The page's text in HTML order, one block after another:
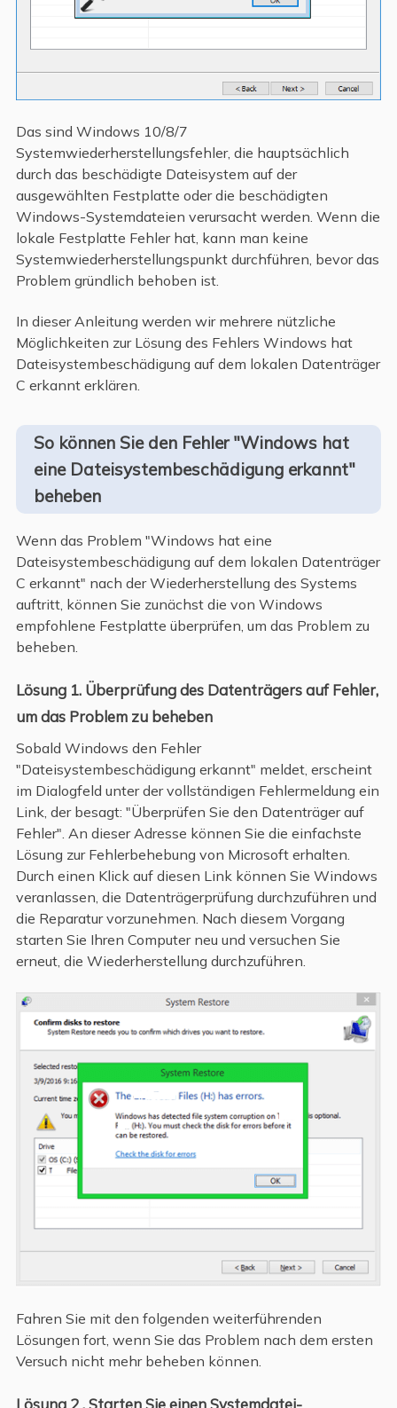
Das sind Windows 10/8/7
Systemwiederherstellungsfehler, die hauptsächlich
durch das beschädigte Dateisystem auf der
ausgewählten Festplatte oder die beschädigten
Windows-Systemdateien verursacht werden. Wenn die
lokale Festplatte Fehler hat, kann man keine
Systemwiederherstellungspunkt durchführen, bevor das
Problem gründlich behoben ist.
In dieser Anleitung werden wir mehrere nützliche
Möglichkeiten zur Lösung des Fehlers Windows hat
Dateisystembeschädigung auf dem lokalen Datenträger
C erkannt erklären.
So können Sie den Fehler "Windows hat
eine Dateisystembeschädigung erkannt"
beheben
Wenn das Problem "Windows hat eine
Dateisystembeschädigung auf dem lokalen Datenträger
C erkannt" nach der Wiederherstellung des Systems
auftritt, können Sie zunächst die von Windows
empfohlene Festplatte überprüfen, um das Problem zu
beheben.
Lösung 1. Überprüfung des Datenträgers auf Fehler,
um das Problem zu beheben
Sobald Windows den Fehler
"Dateisystembeschädigung erkannt" meldet, erscheint
im Dialogfeld unter der vollständigen Fehlermeldung ein
Link, der besagt: "Überprüfen Sie den Datenträger auf
Fehler". An dieser Adresse können Sie die einfachste
Lösung zur Fehlerbehebung von Microsoft erhalten.
Durch einen Klick auf diesen Link können Sie Windows
veranlassen, die Datenträgerprüfung durchzuführen und
die Reparatur vorzunehmen. Nach diesem Vorgang
starten Sie Ihren Computer neu und versuchen Sie
erneut, die Wiederherstellung durchzuführen.
Fahren Sie mit den folgenden weiterführenden
Lösungen fort, wenn Sie das Problem nach dem ersten
Versuch nicht mehr beheben können.
Lösung 2 . Starten Sie einen Systemdatei-